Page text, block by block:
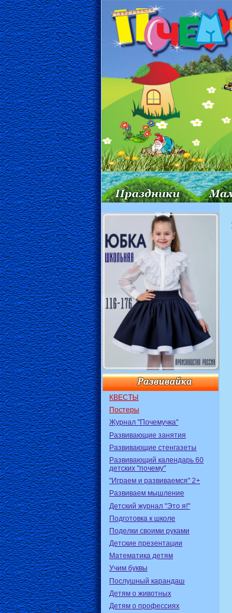
КВЕСТЫ
Постеры
Журнал "Почемучка"
Развивающие занятия
Развивающие стенгазеты
Развивающий календарь 60
детских "почему"
"Играем и развиваемся" 2+
Развиваем мышление
Детский журнал "Это я!"
Подготовка к школе
Поделки своими руками
Детские презентации
Математика детям
Учим буквы
Послушный карандаш
Детям о животных
Детям о профессиях